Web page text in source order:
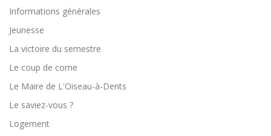
Informations générales
Jeunesse
La victoire du semestre
Le coup de corne
Le Maire de L'Oiseau-à-Dents
Le saviez-vous ?
Logement